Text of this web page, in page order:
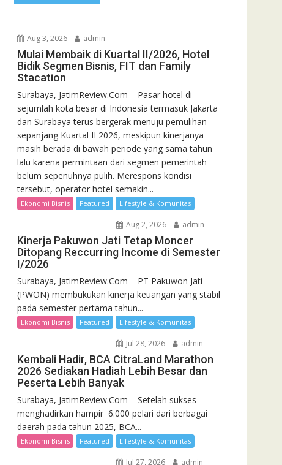
Aug 3, 2026 admin
Mulai Membaik di Kuartal II/2026, Hotel
Bidik Segmen Bisnis, FIT dan Family
Stacation
Surabaya, JatimReview.Com – Pasar hotel di
sejumlah kota besar di Indonesia termasuk Jakarta
dan Surabaya terus bergerak menuju pemulihan
sepanjang Kuartal II 2026, meskipun kinerjanya
masih berada di bawah periode yang sama tahun
lalu karena permintaan dari segmen pemerintah
belum sepenuhnya pulih. Merespons kondisi
tersebut, operator hotel semakin...
Ekonomi Bisnis Featured Lifestyle & Komunitas
Aug 2, 2026 admin
Kinerja Pakuwon Jati Tetap Moncer
Ditopang Reccurring Income di Semester
I/2026
Surabaya, JatimReview.Com – PT Pakuwon Jati
(PWON) membukukan kinerja keuangan yang stabil
pada semester pertama tahun...
Ekonomi Bisnis Featured Lifestyle & Komunitas
Jul 28, 2026 admin
Kembali Hadir, BCA CitraLand Marathon
2026 Sediakan Hadiah Lebih Besar dan
Peserta Lebih Banyak
Surabaya, JatimReview.Com – Setelah sukses
menghadirkan hampir 6.000 pelari dari berbagai
daerah pada tahun 2025, BCA...
Ekonomi Bisnis Featured Lifestyle & Komunitas
Jul 27, 2026 admin